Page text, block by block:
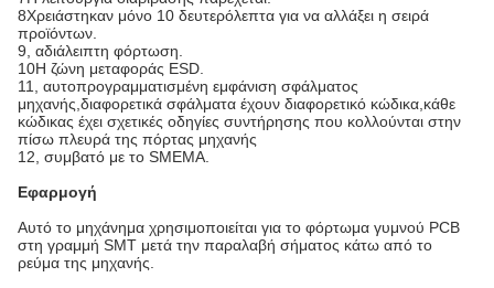
8Χρειάστηκαν μόνο 10 δευτερόλεπτα για να αλλάξει η σειρά
προϊόντων.
9, αδιάλειπτη φόρτωση.
10Η ζώνη μεταφοράς ESD.
11, αυτοπρογραμματισμένη εμφάνιση σφάλματος
μηχανής,διαφορετικά σφάλματα έχουν διαφορετικό κώδικα,κάθε
κώδικας έχει σχετικές οδηγίες συντήρησης που κολλούνται στην
πίσω πλευρά της πόρτας μηχανής
12, συμβατό με το SMEMA.
Εφαρμογή
Αυτό το μηχάνημα χρησιμοποιείται για το φόρτωμα γυμνού PCB
στη γραμμή SMT μετά την παραλαβή σήματος κάτω από το
ρεύμα της μηχανής.